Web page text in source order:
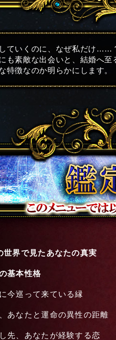
ていくのに、なぜ私だけ
も素敵な出会いと、結婚へ
特徴なのか明らかにします。
世界で見たあなたの真実
基本性格
今巡って来ている縁
あなたと運命の異性の距離
先、あなたが経験する恋